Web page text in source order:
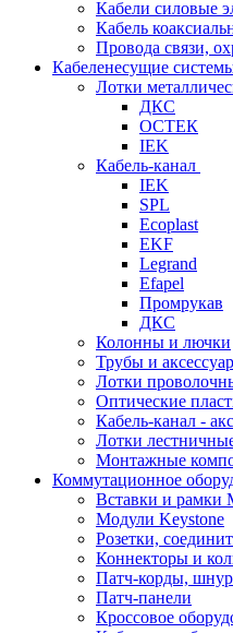
Кабели силовые
Кабель
Провода связи,
Кабеленесущие
Лотки
ДКС
ОСТЕК
IEK
Кабель-канал
IEK
SPL
Ecoplast
EKF
Legrand
Efapel
Промрукав
ДКС
Колонны и лючки
Трубы и
Лотки
Оптические
Кабель-канал -
Лотки
Монтажные
Коммутационное
Вставки и рамки
Модули Keystone
Розетки,
Коннекторы и
Патч-корды,
Патч-панели
Кроссовое